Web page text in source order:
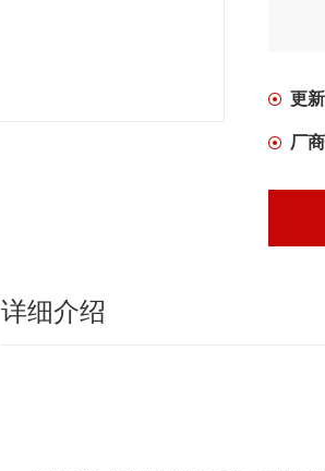
更
厂
详细介绍